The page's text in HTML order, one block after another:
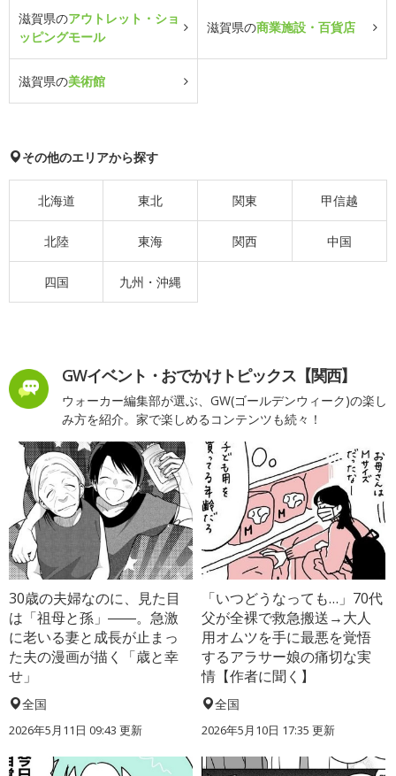
滋賀県のアウトレット・ショ
ッピングモール
滋賀県の商業施設・百貨店
滋賀県の美術館
その他のエリアから探す
北海道 東北 関東 甲信越
北陸 東海 関西 中国
四国 九州・沖縄
GWイベント・おでかけトピックス【関西】
ウォーカー編集部が選ぶ、GW(ゴールデンウィーク)の楽し
み方を紹介。家で楽しめるコンテンツも続々！
30歳の夫婦なのに、見た目
は「祖母と孫」――。急激
に老いる妻と成長が止まっ
た夫の漫画が描く「歳と幸
せ」
全国
2026年5月11日 09:43 更新
「いつどうなっても…」70代
父が全裸で救急搬送→大人
用オムツを手に最悪を覚悟
するアラサー娘の痛切な実
情【作者に聞く】
全国
2026年5月10日 17:35 更新